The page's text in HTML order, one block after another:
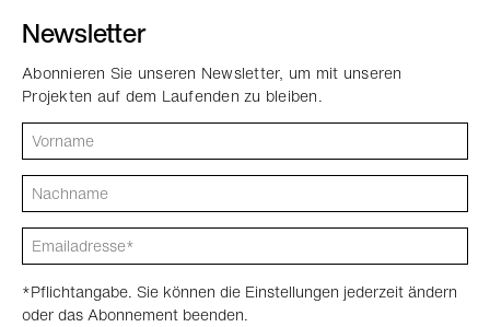
Newsletter
Abonnieren Sie unseren Newsletter, um mit unseren
Projekten auf dem Laufenden zu bleiben.
*Pflichtangabe. Sie können die Einstellungen jederzeit ändern
oder das Abonnement beenden.